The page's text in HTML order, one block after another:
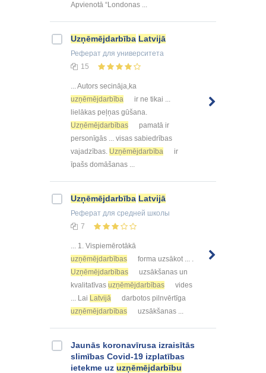
Apvienotā “Londonas ...
Uzņēmējdarbība Latvijā
Реферат для университета
15
... Autors secināja,ka
uzņēmējdarbība
ir ne tikai ...
lielākas peļņas gūšana.
Uzņēmējdarbības
pamatā ir
personīgās ... visas sabiedrības
vajadzības. Uzņēmējdarbība
ir
īpašs domāšanas ...
Uzņēmējdarbība Latvijā
Реферат для средней школы
7
... 1. Vispiemērotākā
uzņēmējdarbības
forma uzsākot ... .
Uzņēmējdarbības
uzsākšanas un
kvalitatīvas uzņēmējdarbības
vides
... Lai Latvijā
darbotos pilnvērtīga
uzņēmējdarbības
uzsākšanas ...
Jaunās koronavīrusa izraisītās
slimības Covid-19 izplatības
ietekme uz uzņēmējdarbību